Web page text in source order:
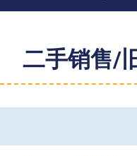
二手销售/